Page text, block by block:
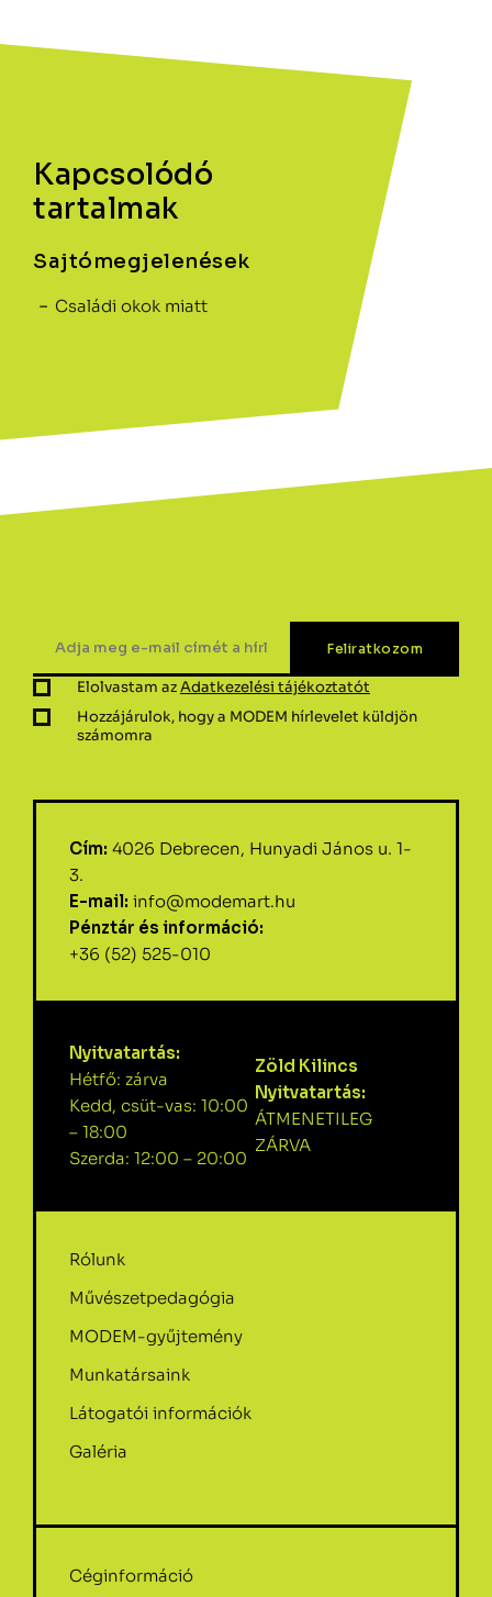
Kapcsolódó
tartalmak
Sajtómegjelenések
Családi okok miatt
Elolvastam azAdatkezelési tájékoztatót
Hozzájárulok, hogy a MODEM hírlevelet küldjön
számomra
Cím: 4026 Debrecen, Hunyadi János u. 1-
3.
E-mail: info@modemart.hu
Pénztár és információ:
+36 (52) 525-010
Nyitvatartás:
Hétfő: zárva
Kedd, csüt-vas: 10:00
– 18:00
Szerda: 12:00 – 20:00
Zöld Kilincs
Nyitvatartás:
ÁTMENETILEG
ZÁRVA
Rólunk
Művészetpedagógia
MODEM-gyűjtemény
Munkatársaink
Látogatói információk
Galéria
Céginformáció